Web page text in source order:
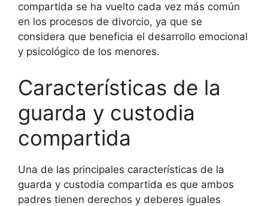
compartida se ha vuelto cada vez más común
en los procesos de divorcio, ya que se
considera que beneficia el desarrollo emocional
y psicológico de los menores.
Características de la
guarda y custodia
compartida
Una de las principales características de la
guarda y custodia compartida es que ambos
padres tienen derechos y deberes iguales